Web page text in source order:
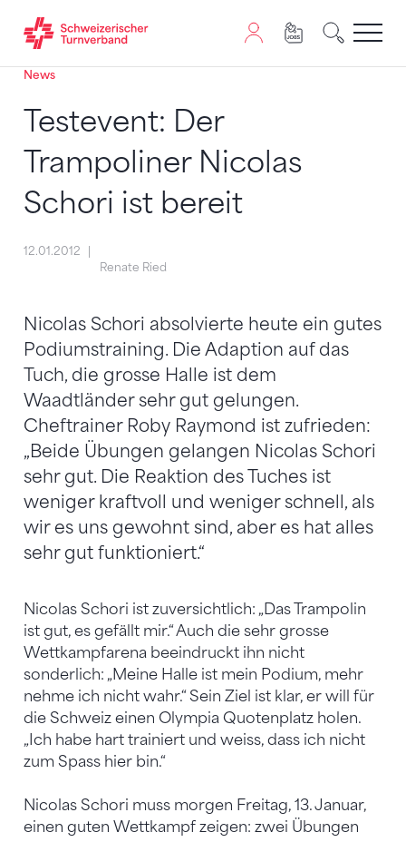
Zum Inhalt springen
Zur Sitemap navigieren
Zum Navigieren dieser Seite wird JavaScript benötigt.
News
Testevent: Der
Trampoliner Nicolas
Schori ist bereit
12.01.2012
Renate Ried
Nicolas Schori absolvierte heute ein gutes
Podiumstraining. Die Adaption auf das
Tuch, die grosse Halle ist dem
Waadtländer sehr gut gelungen.
Cheftrainer Roby Raymond ist zufrieden:
„Beide Übungen gelangen Nicolas Schori
sehr gut. Die Reaktion des Tuches ist
weniger kraftvoll und weniger schnell, als
wir es uns gewohnt sind, aber es hat alles
sehr gut funktioniert.“
Nicolas Schori ist zuversichtlich: „Das Trampolin
ist gut, es gefällt mir.“ Auch die sehr grosse
Wettkampfarena beeindruckt ihn nicht
sonderlich: „Meine Halle ist mein Podium, mehr
nehme ich nicht wahr.“ Sein Ziel ist klar, er will für
die Schweiz einen Olympia Quotenplatz holen.
„Ich habe hart trainiert und weiss, dass ich nicht
zum Spass hier bin.“
Nicolas Schori muss morgen Freitag, 13. Januar,
einen guten Wettkampf zeigen: zwei Übungen